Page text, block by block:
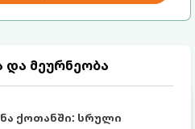
და მეურნეობა
ქოთანში: სრული